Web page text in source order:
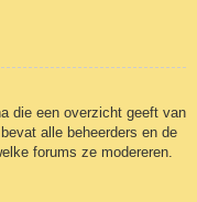
die een overzicht geeft van
alle beheerders en de
forums ze modereren.